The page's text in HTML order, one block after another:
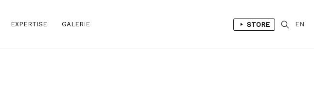
EXPERTISE GALERIE STORE EN